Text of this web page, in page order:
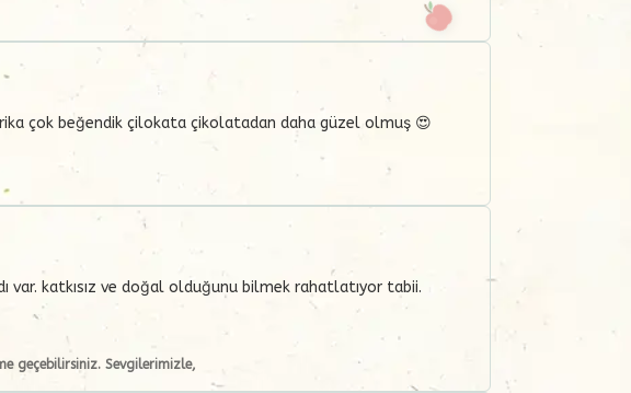
çok beğendik çilokata çikolatadan daha güzel olmuş 😍
var. katkısız ve doğal olduğunu bilmek rahatlatıyor tabii.
geçebilirsiniz. Sevgilerimizle,